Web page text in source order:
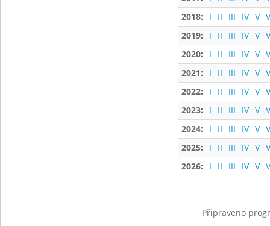
2018:
I II III IV V
2019:
I II III IV V
2020:
I II III IV V
2021:
I II III IV V
2022:
I II III IV V
2023:
I II III IV V
2024:
I II III IV V
2025:
I II III IV V
2026:
I II III IV V
Připraveno